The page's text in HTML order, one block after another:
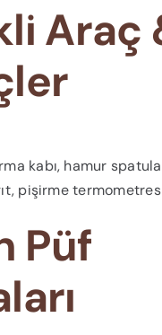
Araç
kabı, hamur spatula,
pişirme
Püf